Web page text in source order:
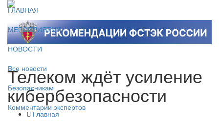
ГЛАВНАЯ
МЕРОПРИЯТИЯ
НОВОСТИ
Все новости
Безопасникам
Комментарии экспертов
Телеком ждёт усиление
кибербезопасности
Главная